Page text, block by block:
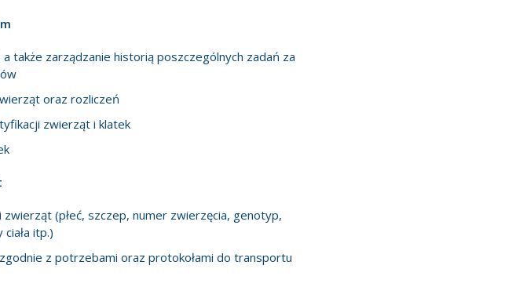
także zarządzanie historią poszczególnych zadań za
oraz rozliczeń
zwierząt i klatek
(płeć, szczep, numer zwierzęcia, genotyp,
itp.)
z potrzebami oraz protokołami do transportu